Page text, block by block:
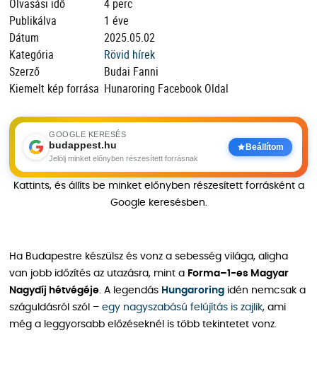
Olvasási idő
4 perc
Publikálva
1 éve
Dátum
2025.05.02
Kategória
Rövid hírek
Szerző
Budai Fanni
Kiemelt kép forrása Hunaroring Facebook Oldal
GOOGLE KERESÉS
budappest.hu
Jelölj minket előnyben részesített forrásnak
Beállítom
Kattints, és állíts be minket előnyben részesített forrásként a
Google keresésben.
Ha Budapestre készülsz és vonz a sebesség világa, aligha
van jobb időzítés az utazásra, mint a Forma–1-es Magyar
Nagydíj hétvégéje. A legendás Hungaroring idén nemcsak a
száguldásról szól – egy nagyszabású felújítás is zajlik, ami
még a leggyorsabb előzéseknél is több tekintetet vonz.